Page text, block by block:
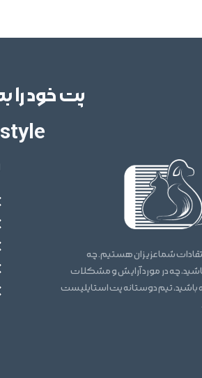
پت خود را
شما عزیزان هستیم. چه
چه در مورد آرایش و مشکلات
تیم دوستانه پت استایلیست